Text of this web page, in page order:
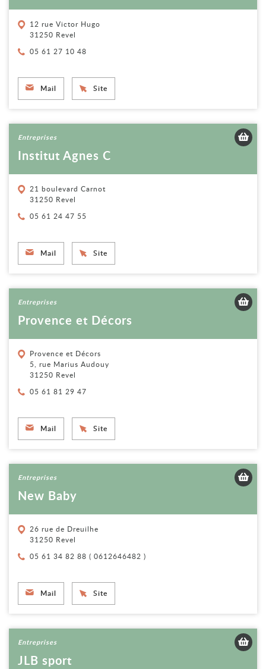
12 rue Victor Hugo
31250 Revel
Téléphone :
05 61 27 10 48
Mail Site
Entreprises
Institut Agnes C
21 boulevard Carnot
31250 Revel
Téléphone :
05 61 24 47 55
Mail Site
Entreprises
Provence et Décors
Provence et Décors
5, rue Marius Audouy
31250 Revel
Téléphone :
05 61 81 29 47
Mail Site
Entreprises
New Baby
26 rue de Dreuilhe
31250 Revel
Téléphone :
05 61 34 82 88 ( 0612646482 )
Mail Site
Entreprises
JLB sport